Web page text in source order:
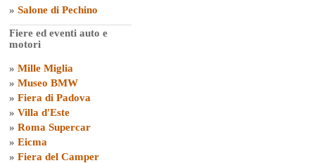
» Salone di Pechino
Fiere ed eventi auto e
motori
» Mille Miglia
» Museo BMW
» Fiera di Padova
» Villa d'Este
» Roma Supercar
» Eicma
» Fiera del Camper